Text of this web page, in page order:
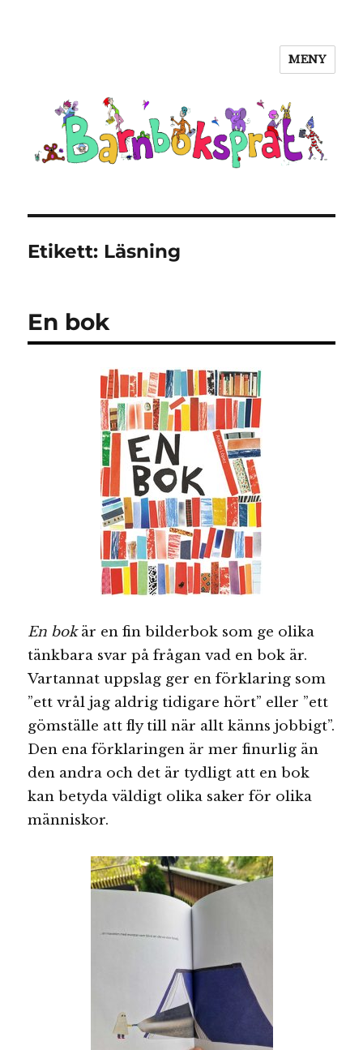
MENY
Etikett: Läsning
En bok
En bokär en fin bilderbok som ge olika
tänkbara svar på frågan vad en bok är.
Vartannat uppslag ger en förklaring som
”ett vrål jag aldrig tidigare hört” eller ”ett
gömställe att fly till när allt känns jobbigt”.
Den ena förklaringen är mer finurlig än
den andra och det är tydligt att en bok
kan betyda väldigt olika saker för olika
människor.